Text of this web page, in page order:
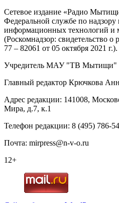
Сетевое издание «Радио
Федеральной службе по надзору
информационных технологий и
(Роскомнадзор: свидетельство
77 – 82061 от 05 октября 2021 г.).
Учредитель МАУ "ТВ Мытищи"
Главный редактор Крючкова
Адрес редакции: 141008,
Мира, д.7, к.1
Телефон редакции: 8 (495) 786-
Почта: mirpress@n-v-o.ru
12+